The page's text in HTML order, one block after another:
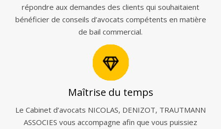
répondre aux demandes des clients qui souhaitaient
bénéficier de conseils d’avocats compétents en matière
de bail commercial.
Maîtrise du temps
Le Cabinet d’avocats NICOLAS, DENIZOT, TRAUTMANN
ASSOCIES vous accompagne afin que vous puissiez